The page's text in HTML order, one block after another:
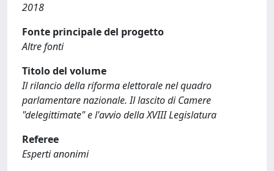
2018
Fonte principale del progetto
Altre fonti
Titolo del volume
Il rilancio della riforma elettorale nel quadro
parlamentare nazionale. Il lascito di Camere
"delegittimate" e l'avvio della XVIII Legislatura
Referee
Esperti anonimi